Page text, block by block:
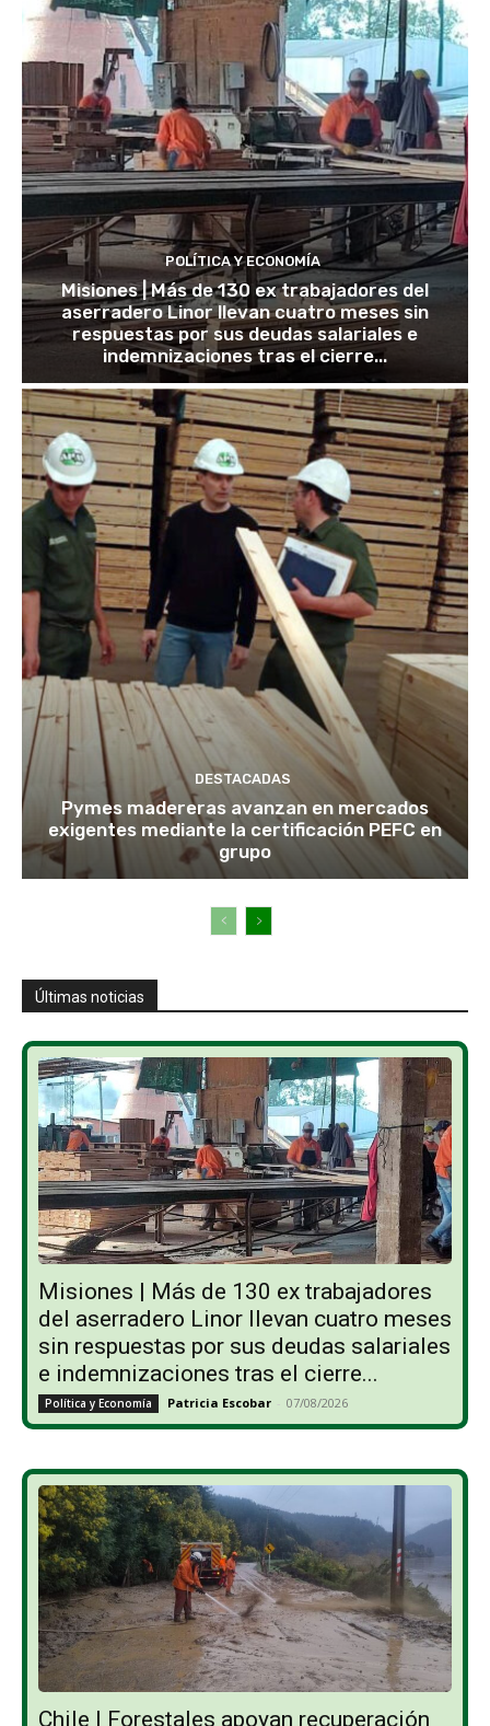
POLÍTICA Y ECONOMÍA
Misiones | Más de 130 ex trabajadores del
aserradero Linor llevan cuatro meses sin
respuestas por sus deudas salariales e
indemnizaciones tras el cierre...
DESTACADAS
Pymes madereras avanzan en mercados
exigentes mediante la certificación PEFC en
grupo
Últimas noticias
Misiones | Más de 130 ex trabajadores
del aserradero Linor llevan cuatro meses
sin respuestas por sus deudas salariales
e indemnizaciones tras el cierre...
Política y Economía Patricia Escobar - 07/08/2026
Chile | Forestales apoyan recuperación